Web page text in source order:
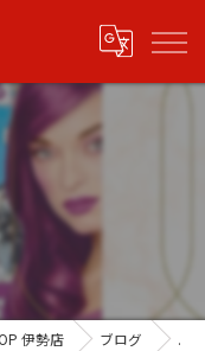
伊勢店 ブログ .